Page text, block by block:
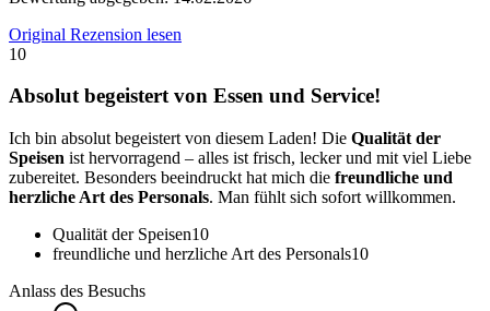
Original Rezension lesen
10
Absolut begeistert von Essen und Service!
Ich bin absolut begeistert von diesem Laden! Die Qualität der
Speisen ist hervorragend – alles ist frisch, lecker und mit viel Liebe
zubereitet. Besonders beeindruckt hat mich die freundliche und
herzliche Art des Personals. Man fühlt sich sofort willkommen.
Qualität der Speisen10
freundliche und herzliche Art des Personals10
Anlass des Besuchs